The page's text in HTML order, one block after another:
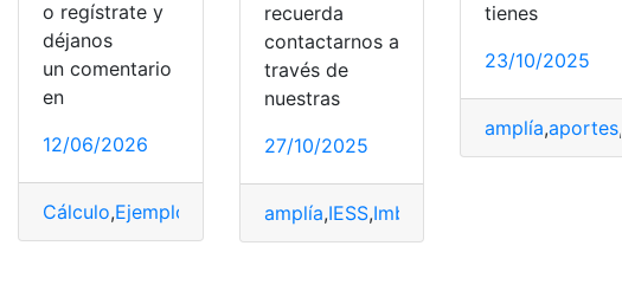
o regístrate y
déjanos
un comentario
en
12/06/2026
Cálculo,Ejemplos Jubilación,Patronales
recuerda
contactarnos a
través de
nuestras
27/10/2025
amplía,IESS,Imbabura
tienes
23/10/2025
amplía,aportes,